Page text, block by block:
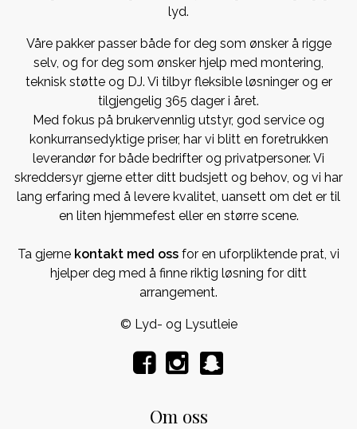
lyd.
Våre pakker passer både for deg som ønsker å rigge
selv, og for deg som ønsker hjelp med montering,
teknisk støtte og DJ. Vi tilbyr fleksible løsninger og er
tilgjengelig 365 dager i året.
Med fokus på brukervennlig utstyr, god service og
konkurransedyktige priser, har vi blitt en foretrukken
leverandør for både bedrifter og privatpersoner. Vi
skreddersyr gjerne etter ditt budsjett og behov, og vi har
lang erfaring med å levere kvalitet, uansett om det er til
en liten hjemmefest eller en større scene.
Ta gjerne kontakt med oss for en uforpliktende prat, vi
hjelper deg med å finne riktig løsning for ditt
arrangement.
© Lyd- og Lysutleie
Om oss